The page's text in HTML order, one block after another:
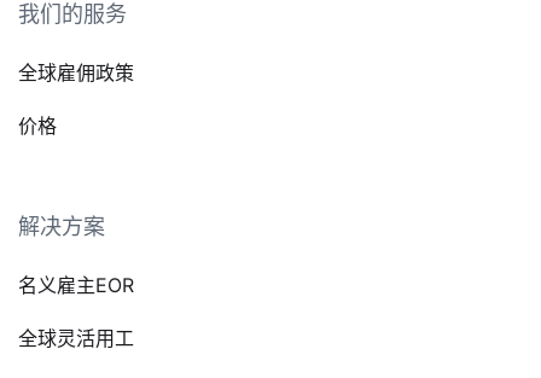
我们的服务
全球雇佣政策
价格
解决方案
名义雇主EOR
全球灵活用工